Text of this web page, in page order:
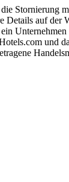
Stornierung
Details auf der
und